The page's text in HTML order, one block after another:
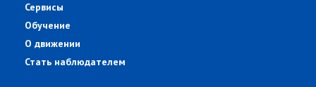
Сервисы
Обучение
О движении
Стать наблюдателем